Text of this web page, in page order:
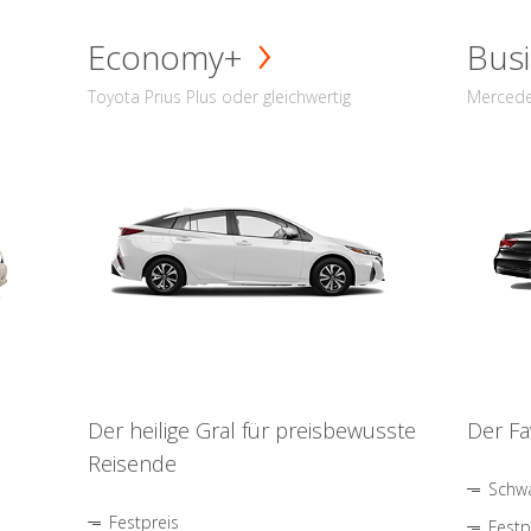
Economy+
Toyota Prius Plus oder gleichwertig
Der heilige Gral für preisbewusste
Reisende
Festpreis
Der